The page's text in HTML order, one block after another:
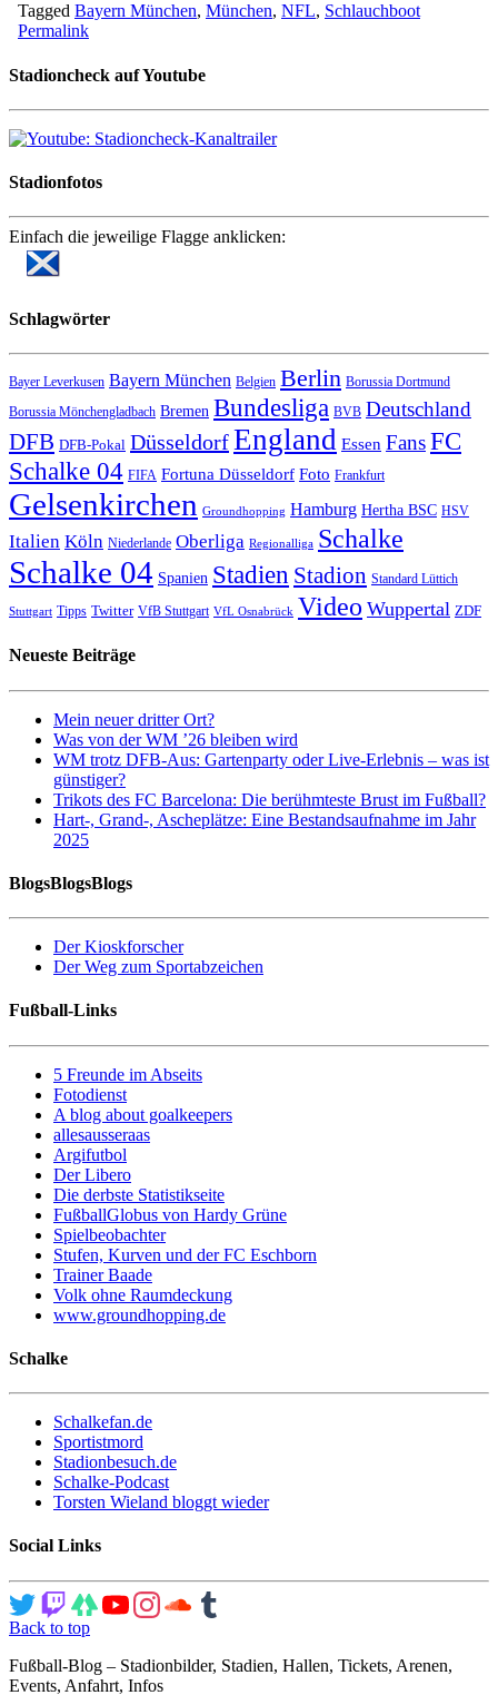
Tagged Bayern München, München, NFL, Schlauchboot
Permalink
Stadioncheck auf Youtube
Stadionfotos
Einfach die jeweilige Flagge anklicken:
Schlagwörter
Bayer Leverkusen Bayern München Belgien Berlin Borussia Dortmund
Borussia Mönchengladbach Bremen Bundesliga BVB Deutschland
DFB DFB-Pokal DüsseldorfEngland Essen FansFC
Schalke 04 FIFA Fortuna Düsseldorf Foto Frankfurt
Gelsenkirchen Groundhopping Hamburg Hertha BSC HSV
Italien Köln Niederlande Oberliga Regionalliga Schalke
Schalke 04 Spanien Stadien Stadion Standard Lüttich
Stuttgart Tipps Twitter VfB Stuttgart VfL Osnabrück Video Wuppertal ZDF
Neueste Beiträge
Mein neuer dritter Ort?
Was von der WM ’26 bleiben wird
WM trotz DFB-Aus: Gartenparty oder Live-Erlebnis – was ist
günstiger?
Trikots des FC Barcelona: Die berühmteste Brust im Fußball?
Hart-, Grand-, Ascheplätze: Eine Bestandsaufnahme im Jahr
2025
BlogsBlogsBlogs
Der Kioskforscher
Der Weg zum Sportabzeichen
Fußball-Links
5 Freunde im Abseits
Fotodienst
A blog about goalkeepers
allesausseraas
Argifutbol
Der Libero
Die derbste Statistikseite
FußballGlobus von Hardy Grüne
Spielbeobachter
Stufen, Kurven und der FC Eschborn
Trainer Baade
Volk ohne Raumdeckung
www.groundhopping.de
Schalke
Schalkefan.de
Sportistmord
Stadionbesuch.de
Schalke-Podcast
Torsten Wieland bloggt wieder
Social Links
Back to top
Fußball-Blog – Stadionbilder, Stadien, Hallen, Tickets, Arenen,
Events, Anfahrt, Infos